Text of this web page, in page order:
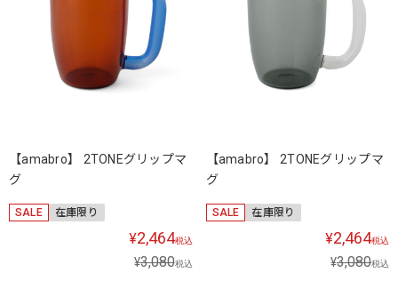
【amabro】 2TONEグリップマ
グ
SALE 在庫限り
¥2,464税込
¥3,080税込
【amabro】 2TONEグリップマ
グ
SALE 在庫限り
¥2,464税込
¥3,080税込